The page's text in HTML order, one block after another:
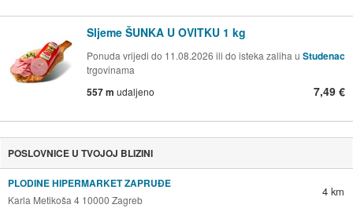
Sljeme ŠUNKA U OVITKU 1 kg
Ponuda vrijedi do 11.08.2026 ili do isteka zaliha u Studenac
trgovinama
557 m udaljeno 7,49 €
POSLOVNICE U TVOJOJ BLIZINI
PLODINE HIPERMARKET ZAPRUĐE
Karla Metikoša 4 10000 Zagreb
4 km